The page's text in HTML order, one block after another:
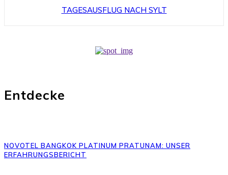
TAGESAUSFLUG NACH SYLT
Entdecke
NOVOTEL BANGKOK PLATINUM PRATUNAM: UNSER
ERFAHRUNGSBERICHT